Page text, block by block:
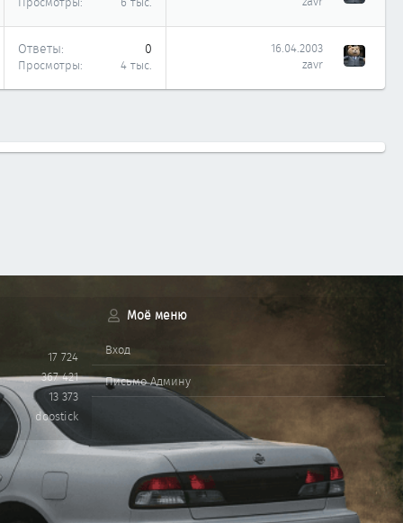
Ответы 0
Просмотры 4 тыс.
16.04.2003
zavr
17 724
367 421
13 373
doostick
Моё меню
Вход
Письмо Админу